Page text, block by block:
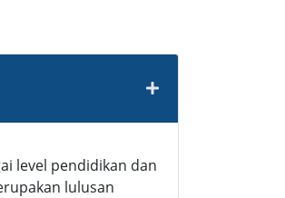
level pendidikan dan
lulusan